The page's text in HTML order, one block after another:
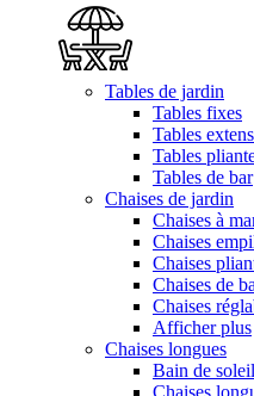
Tables de jardin
Tables fixes
Tables
Tables
Tables de bar
Chaises de jardin
Chaises à
Chaises
Chaises
Chaises de
Chaises
Afficher plus
Chaises longues
Bain de
Chaises